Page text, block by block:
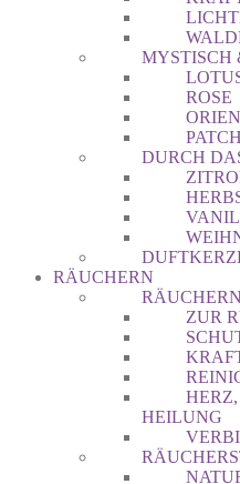
MYSTISCH
ROSE
DURCH
RÄUCHERN
ZUR
HEILUNG